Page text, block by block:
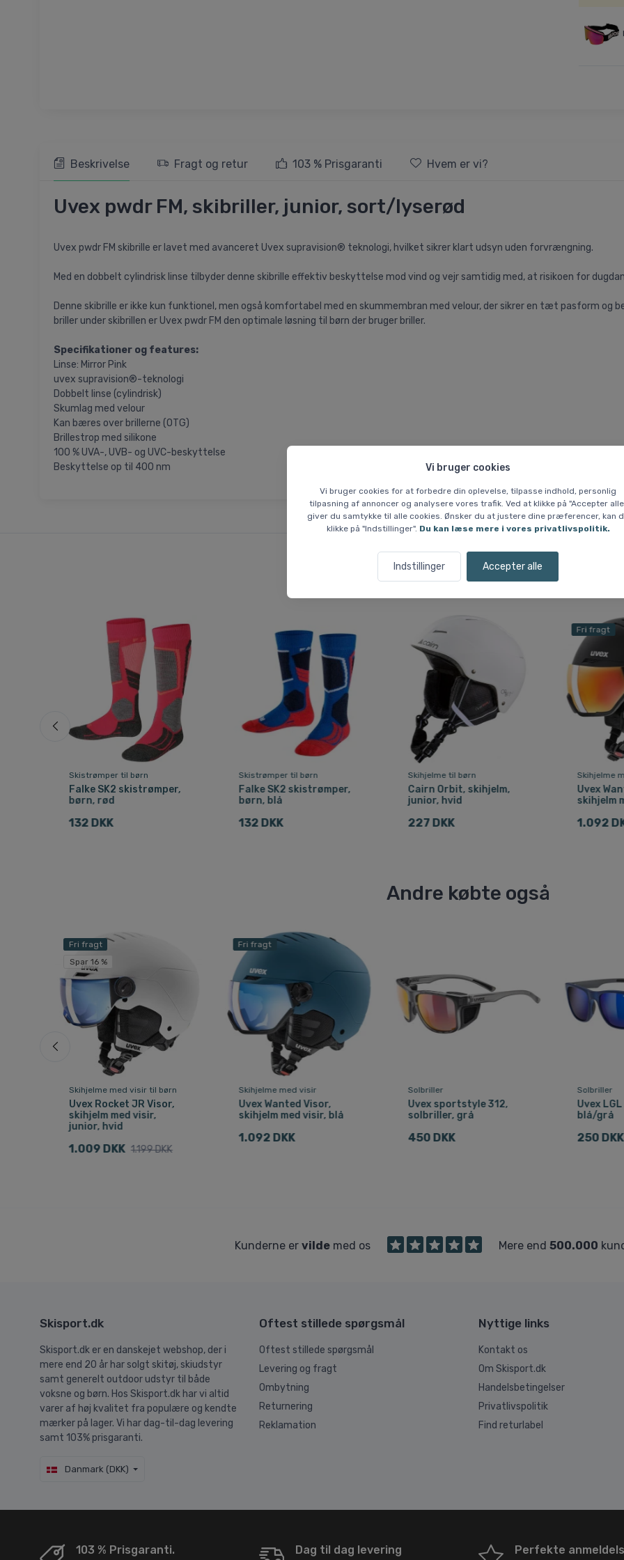
Vi bruger cookies
Vi bruger cookies for at forbedre din oplevelse, tilpasse indhold, personlig
tilpasning af annoncer og analysere vores trafik. Ved at klikke på "Accepter
giver du samtykke til alle cookies. Ønsker du at justere dine præferencer, kan
klikke på "Indstillinger". Du kan læse mere i vores privatlivspolitik.
Indstillinger Accepter alle
Beskrivelse Fragt og retur 103 % Prisgaranti Hvem er vi?
Uvex pwdr FM, skibriller, junior, sort/lyserød
Uvex pwdr FM skibrille er lavet med avanceret Uvex supravision® teknologi, hvilket sikrer klart udsyn uden forvrængning.
Med en dobbelt cylindrisk linse tilbyder denne skibrille effektiv beskyttelse mod vind og vejr samtidig med, at risikoen for
Denne skibrille er ikke kun funktionel, men også komfortabel med en skummembran med velour, der sikrer en tæt pasform og
briller under skibrillen er Uvex pwdr FM den optimale løsning til børn der bruger briller.
Specifikationer og features:
Linse: Mirror Pink
uvex supravision®-teknologi
Dobbelt linse (cylindrisk)
Skumlag med velour
Kan bæres over brillerne (OTG)
Brillestrop med silikone
100 % UVA-, UVB- og UVC-beskyttelse
Beskyttelse op til 400 nm
Lignende varer
Skistrømper til børn
Falke SK2 skistrømper,
børn, rød
132 DKK
Skistrømper til børn
Falke SK2 skistrømper,
børn, blå
132 DKK
Skihjelme til børn
Cairn Orbit, skihjelm,
junior, hvid
227 DKK
Fri fragt
Skihjelme
Uvex
skihjelm
1.092
Andre købte også
Fri fragt
Spar 16 %
Skihjelme med visir til børn
Uvex Rocket JR Visor,
skihjelm med visir,
junior, hvid
1.009 DKK 1.199 DKK
Fri fragt
Skihjelme med visir
Uvex Wanted Visor,
skihjelm med visir, blå
1.092 DKK
Solbriller
Uvex sportstyle 312,
solbriller, grå
450 DKK
Solbriller
Uvex
blå/grå
250 DKK
Kunderne er vildemed os Mere end 500.000
Skisport.dk
Skisport.dk er en danskejet webshop, der i
mere end 20 år har solgt skitøj, skiudstyr
samt generelt outdoor udstyr til både
voksne og børn. Hos Skisport.dk har vi altid
varer af høj kvalitet fra populære og kendte
mærker på lager. Vi har dag-til-dag levering
samt 103% prisgaranti.
Danmark (DKK)
Oftest stillede spørgsmål
Oftest stillede spørgsmål
Levering og fragt
Ombytning
Returnering
Reklamation
Nyttige links
Kontakt os
Om Skisport.dk
Handelsbetingelser
Privatlivspolitik
Find returlabel
103 % Prisgaranti. Dag til dag levering Perfekte